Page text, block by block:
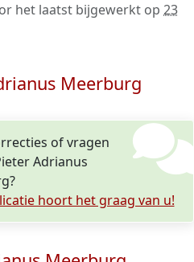
het laatst bijgewerkt op 23
Meerburg
of vragen
Adrianus
hoort het graag van u!